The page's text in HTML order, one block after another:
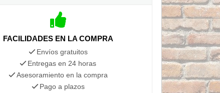
FACILIDADES EN LA COMPRA
Envíos gratuitos
Entregas en 24 horas
Asesoramiento en la compra
Pago a plazos